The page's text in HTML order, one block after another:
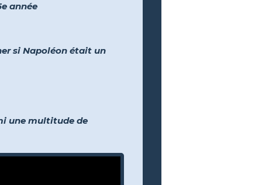
année
si Napoléon était un
une multitude de